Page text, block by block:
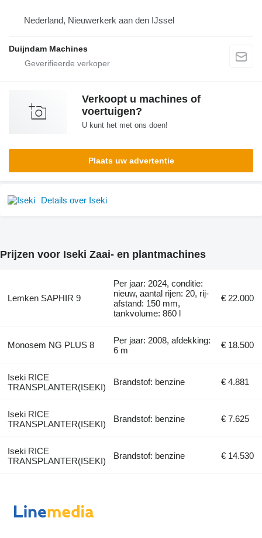
Nederland, Nieuwerkerk aan den IJssel
Duijndam Machines
Verkoopt u machines of
voertuigen?
U kunt het met ons doen!
Plaats uw advertentie
Details over Iseki
Prijzen voor Iseki Zaai- en plantmachines
Lemken SAPHIR 9
Per jaar: 2024, conditie:
nieuw, aantal rijen: 20, rij-
afstand: 150 mm,
tankvolume: 860 l
€ 22.000
Monosem NG PLUS 8
Per jaar: 2008, afdekking:
6 m
€ 18.500
Iseki RICE
TRANSPLANTER(ISEKI)
Brandstof: benzine € 4.881
Iseki RICE
TRANSPLANTER(ISEKI)
Brandstof: benzine € 7.625
Iseki RICE
TRANSPLANTER(ISEKI)
Brandstof: benzine € 14.530